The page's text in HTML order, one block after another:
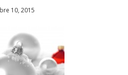
en
estudian y trabajan en
10, 2015